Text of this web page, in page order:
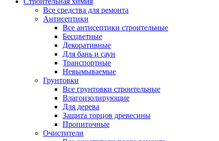
Все средства для ремонта
Антисептики
Все антисептики строительные
Бесцветные
Декоративные
Для бань и саун
Транспортные
Невымываемые
Грунтовки
Все грунтовки строительные
Влагоизолирующие
Для дерева
Защита торцов древесины
Пропиточные
Очистители